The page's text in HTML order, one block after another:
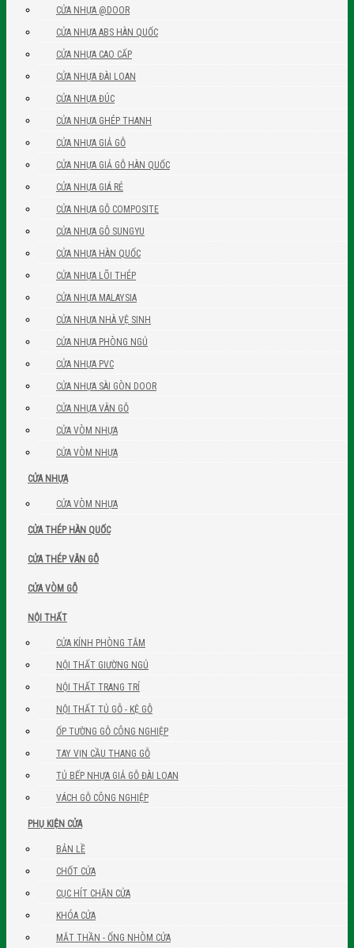
CỬA NHỰA @DOOR
CỬA NHỰA ABS HÀN QUỐC
CỬA NHỰA CAO CẤP
CỬA NHỰA ĐÀI LOAN
CỬA NHỰA ĐÚC
CỬA NHỰA GHÉP THANH
CỬA NHỰA GIẢ GỖ
CỬA NHỰA GIẢ GỖ HÀN QUỐC
CỬA NHỰA GIÁ RẺ
CỬA NHỰA GỖ COMPOSITE
CỬA NHỰA GỖ SUNGYU
CỬA NHỰA HÀN QUỐC
CỬA NHỰA LÕI THÉP
CỬA NHỰA MALAYSIA
CỬA NHỰA NHÀ VỆ SINH
CỬA NHỰA PHÒNG NGỦ
CỬA NHỰA PVC
CỬA NHỰA SÀI GÒN DOOR
CỬA NHỰA VÂN GỖ
CỬA VÒM NHỰA
CỬA VÒM NHỰA
CỬA NHỰA
CỬA VÒM NHỰA
CỬA THÉP HÀN QUỐC
CỬA THÉP VÂN GỖ
CỬA VÒM GỖ
NỘI THẤT
CỬA KÍNH PHÒNG TẮM
NỘI THẤT GIƯỜNG NGỦ
NỘI THẤT TRANG TRÍ
NỘI THẤT TỦ GỖ - KỆ GỖ
ỐP TƯỜNG GỖ CÔNG NGHIỆP
TAY VỊN CẦU THANG GỖ
TỦ BẾP NHỰA GIẢ GỖ ĐÀI LOAN
VÁCH GỖ CÔNG NGHIỆP
PHỤ KIỆN CỬA
BẢN LỀ
CHỐT CỬA
CỤC HÍT CHẶN CỬA
KHÓA CỬA
MẮT THẦN - ỐNG NHÒM CỬA